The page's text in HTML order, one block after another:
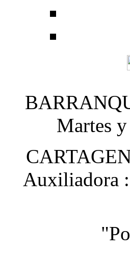
Martes
Auxiliadora